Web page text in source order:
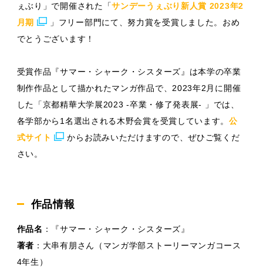
ぇぶり」で開催された「サンデーうぇぶり新人賞 2023年2
月期
」フリー部門にて、努力賞を受賞しました。おめ
でとうございます！
受賞作品『サマー・シャーク・シスターズ』は本学の卒業
制作作品として描かれたマンガ作品で、2023年2月に開催
した「京都精華大学展2023 -卒業・修了発表展- 」では、
各学部から1名選出される木野会賞を受賞しています。公
式サイト
からお読みいただけますので、ぜひご覧くだ
さい。
作品情報
作品名 ：『サマー・シャーク・シスターズ』
著者 ：大串有朋さん（マンガ学部ストーリーマンガコース
4年生）